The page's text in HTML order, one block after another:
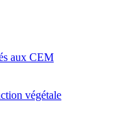
aux CEM
végétale